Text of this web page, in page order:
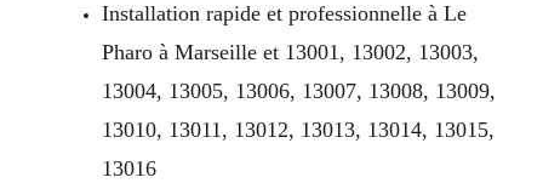
Installation rapide et professionnelle à Le
Pharo à Marseille et 13001, 13002, 13003,
13004, 13005, 13006, 13007, 13008, 13009,
13010, 13011, 13012, 13013, 13014, 13015,
13016